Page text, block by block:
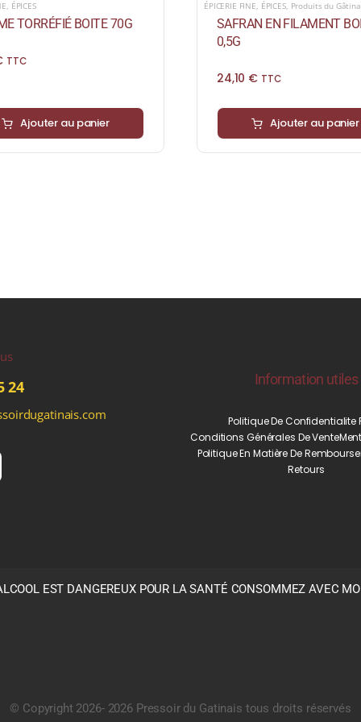
, ÉPICES
TORRÉFIÉ BOITE 70G
TTC
Ajouter au panier
ÉPICERIE FINE, ÉPICES, Produits du
SAFRAN EN FILAMENT
0,5G
24,10 € TTC
Ajouter au panier
24 Information utiles
Politique De Confidentialite
Conditions Générales De Vente
Politique En Matière De
Retours
EST DANGEREUX POUR LA SANTÉ CONSOMMEZ AVEC
© Copyright 2026- 2026 Pressoir du Gatinais tous droits réservés